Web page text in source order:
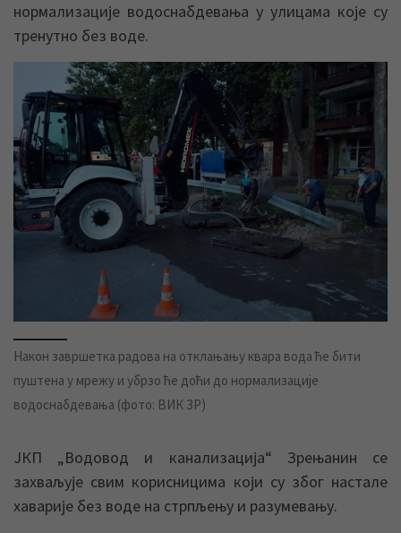
нормализације водоснабдевања у улицама које су
тренутно без воде.
Након завршетка радова на отклањању квара вода ће бити
пуштена у мрежу и убрзо ће доћи до нормализације
водоснабдевања (фото: ВИК ЗР)
ЈКП „Водовод и канализација“ Зрењанин се
захваљује свим корисницима који су због настале
хаварије без воде на стрпљењу и разумевању.